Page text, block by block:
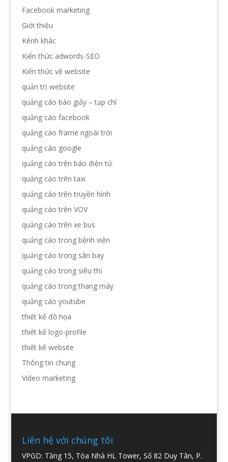
Facebook marketing
Giới thiệu
Kênh khác
Kiến thức adwords-SEO
Kiến thức về website
quản trị website
quảng cáo báo giấy – tạp chí
quảng cáo facebook
quảng cáo frame ngoài trời
quảng cáo google
quảng cáo trên báo điện tử
quảng cáo trên taxi
quảng cáo trên truyền hình
quảng cáo trên VOV
quảng cáo trên xe bus
quảng cáo trong bệnh viện
quảng cáo trong sân bay
quảng cáo trong siêu thị
quảng cáo trong thang máy
quảng cáo youtube
thiết kế đồ họa
thiết kế logo-profile
thiết kế website
Thông tin chung
Video marketing
Liên hệ với chúng tôi
VPGD: Tầng 15, Tòa Nhà HL Tower, Số 82 Duy Tân, P.